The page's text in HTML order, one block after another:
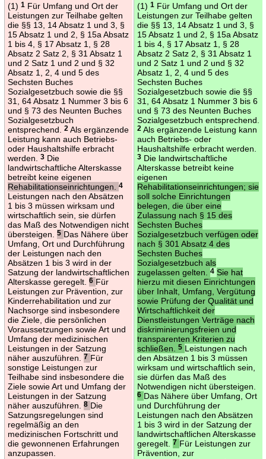
(1) 1Für Umfang und Ort der
Leistungen zur Teilhabe gelten
die §§ 13, 14 Absatz 1 und 3, §
15 Absatz 1 und 2, § 15a Absatz
1 bis 4, § 17 Absatz 1, § 28
Absatz 2 Satz 2, § 31 Absatz 1
und 2 Satz 1 und 2 und § 32
Absatz 1, 2, 4 und 5 des
Sechsten Buches
Sozialgesetzbuch sowie die §§
31, 64 Absatz 1 Nummer 3 bis 6
und § 73 des Neunten Buches
Sozialgesetzbuch
entsprechend.
2Als ergänzende
Leistung kann auch Betriebs-
oder Haushaltshilfe erbracht
werden.
3Die
landwirtschaftliche Alterskasse
betreibt keine eigenen
Rehabilitationseinrichtungen.
4
Leistungen nach den Absätzen
1 bis 3 müssen wirksam und
wirtschaftlich sein, sie dürfen
das Maß des Notwendigen nicht
übersteigen.
5 Das Nähere über
Umfang, Ort und Durchführung
der Leistungen nach den
Absätzen 1 bis 3 wird in der
Satzung der landwirtschaftlichen
Alterskasse geregelt.
6 Für
Leistungen zur Prävention, zur
Kinderrehabilitation und zur
Nachsorge sind insbesondere
die Ziele, die persönlichen
Voraussetzungen sowie Art und
Umfang der medizinischen
Leistungen in der Satzung
näher auszuführen.
7 Für
sonstige Leistungen zur
Teilhabe sind insbesondere die
Ziele sowie Art und Umfang der
Leistungen in der Satzung
näher auszuführen.
8 Die
Satzungsregelungen sind
regelmäßig an den
medizinischen Fortschritt und
die gewonnenen Erfahrungen
anzupassen.
(1) 1Für Umfang und Ort der
Leistungen zur Teilhabe gelten
die §§ 13, 14 Absatz 1 und 3, §
15 Absatz 1 und 2, § 15a Absatz
1 bis 4, § 17 Absatz 1, § 28
Absatz 2 Satz 2, § 31 Absatz 1
und 2 Satz 1 und 2 und § 32
Absatz 1, 2, 4 und 5 des
Sechsten Buches
Sozialgesetzbuch sowie die §§
31, 64 Absatz 1 Nummer 3 bis 6
und § 73 des Neunten Buches
Sozialgesetzbuch entsprechend.
2Als ergänzende Leistung kann
auch Betriebs- oder
Haushaltshilfe erbracht werden.
3Die landwirtschaftliche
Alterskasse betreibt keine
eigenen
Rehabilitationseinrichtungen; sie
soll solche Einrichtungen
belegen, die über eine
Zulassung nach § 15 des
Sechsten Buches
Sozialgesetzbuch verfügen oder
nach § 301 Absatz 4 des
Sechsten Buches
Sozialgesetzbuch als
zugelassen gelten.
4 Sie hat
hierzu mit diesen Einrichtungen
über Inhalt, Umfang, Vergütung
sowie Prüfung der Qualität und
Wirtschaftlichkeit der
Dienstleistungen Verträge nach
diskriminierungsfreien und
transparenten Kriterien zu
schließen.
5 Leistungen nach
den Absätzen 1 bis 3 müssen
wirksam und wirtschaftlich sein,
sie dürfen das Maß des
Notwendigen nicht übersteigen.
6 Das Nähere über Umfang, Ort
und Durchführung der
Leistungen nach den Absätzen
1 bis 3 wird in der Satzung der
landwirtschaftlichen Alterskasse
geregelt.
7 Für Leistungen zur
Prävention, zur